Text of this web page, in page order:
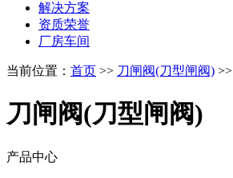
解决方案
资质荣誉
厂房车间
当前位置： 首页 >> 刀闸阀(刀型闸阀) >>
刀闸阀(刀型闸阀)
产品中心